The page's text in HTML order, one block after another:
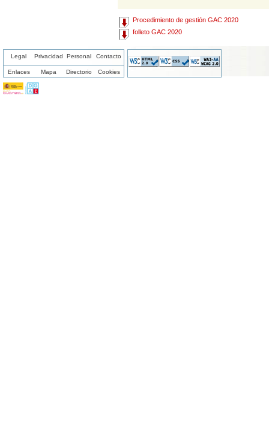
Procedimiento de gestión GAC 2020
folleto GAC 2020
Legal Privacidad Personal Contacto
Enlaces Mapa Directorio Cookies